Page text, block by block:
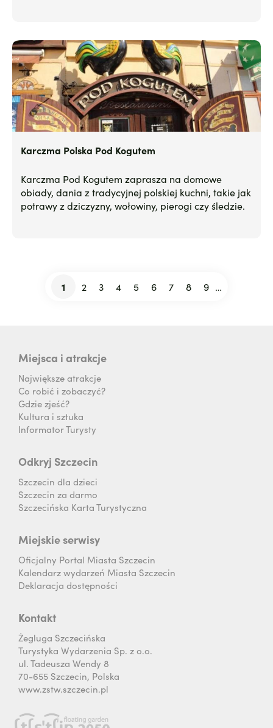
Karczma Polska Pod Kogutem
Karczma Pod Kogutem zaprasza na domowe
obiady, dania z tradycyjnej polskiej kuchni, takie jak
potrawy z dziczyzny, wołowiny, pierogi czy śledzie.
Stronicowanie
Bieżąca
1 Strona
2 Strona
3 Strona
4 Strona
5 Strona
6 Strona
7 Strona
8 Strona
9 …
Miejsca i atrakcje
Największe atrakcje
Co robić i zobaczyć?
Gdzie zjeść?
Kultura i sztuka
Informator Turysty
Odkryj Szczecin
Szczecin dla dzieci
Szczecin za darmo
Szczecińska Karta Turystyczna
Miejskie serwisy
Oficjalny Portal Miasta Szczecin
Kalendarz wydarzeń Miasta Szczecin
Deklaracja dostępności
Kontakt
Żegluga Szczecińska
Turystyka Wydarzenia Sp. z o.o.
ul. Tadeusza Wendy 8
70-655 Szczecin, Polska
www.zstw.szczecin.pl